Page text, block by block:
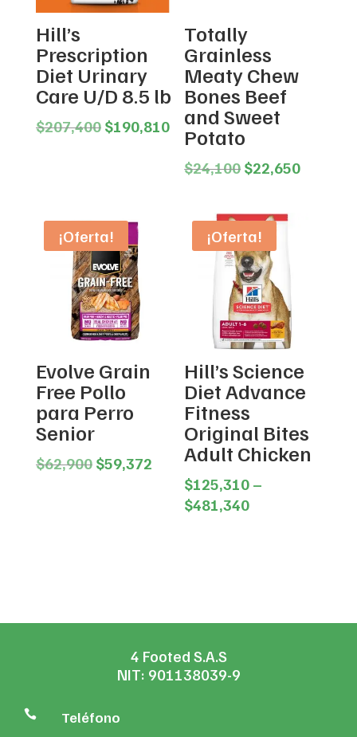
Hill’s
Prescription
Diet Urinary
Care U/D 8.5 lb
$207,400 Original
$190,810Current
price
is:
Totally
Grainless
Meaty Chew
Bones Beef
and Sweet
Potato
$24,100 Original
$24,100.
$22,650Current
¡Oferta!
Evolve Grain
Free Pollo
para Perro
Senior
$62,900 Original
$59,372Current
price
¡Oferta!
Hill’s Science
Diet Advance
Fitness
Original Bites
Adult Chicken
$125,310 –
$481,340Price
4 Footed S.A.S
NIT: 901138039-9
 Teléfono